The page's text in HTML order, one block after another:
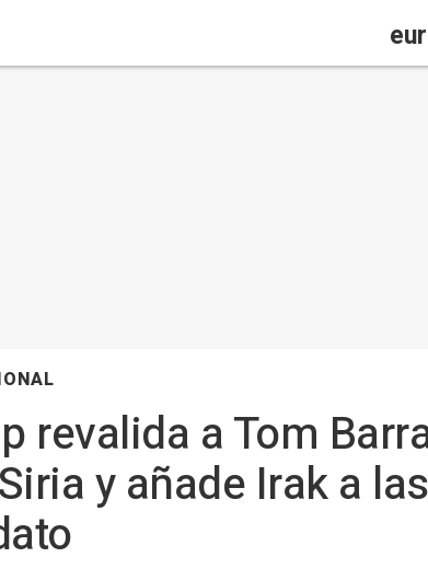
revalida a Tom
y añade Irak a